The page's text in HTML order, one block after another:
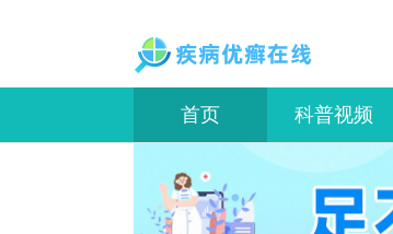
首页 科普视频